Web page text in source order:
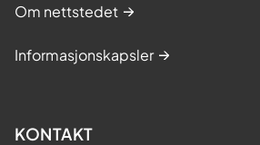
Om nettstedet
Informasjonskapsler
KONTAKT